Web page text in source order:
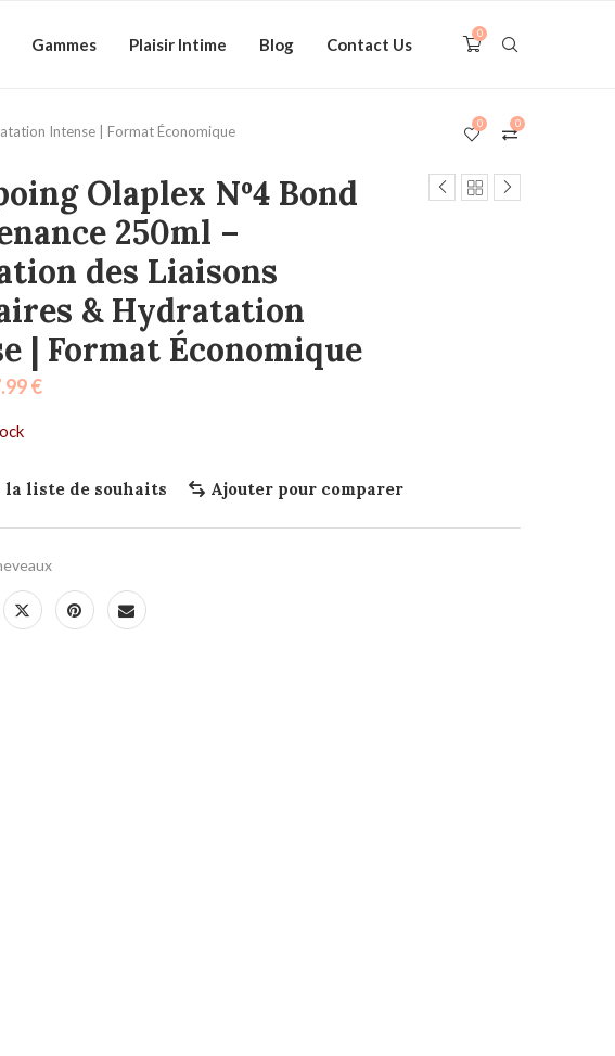
Gammes Plaisir Intime Blog Contact Us
0
0
0
Intense | Format Économique
Olaplex Nº4 Bond
250ml –
des Liaisons
& Hydratation
| Format Économique
€
la liste de souhaits Ajouter pour comparer